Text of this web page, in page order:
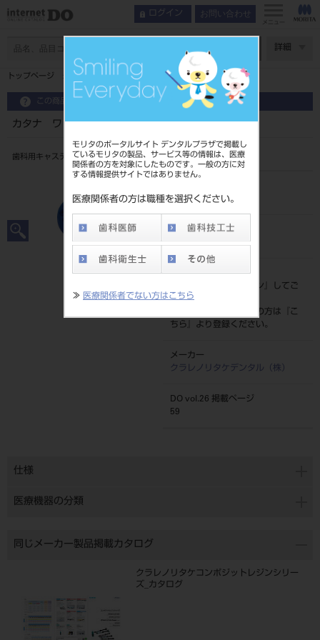
モリタのポータルサイト デンタルプラザで掲載し
ているモリタの製品、サービス等の情報は、医療
関係者の方を対象にしたものです。一般の方に対
する情報提供サイトではありません。
医療関係者の方は職種を選択ください。
≫ 医療関係者でない方はこちら
ログイン お問い合わせ
メニュー
詳細
トップページ カタナ ワックスディスク T20mm 1枚 ブルー
この商品に関するお問い合わせ
カタナ ワックスディスク T20mm 1枚 ブルー
歯科用キャスティングワックス
202270518
JAN/EANコード
標準価格
ログイン
』してご
覧ください。
ネット会員登録がまだの方は『
こ
ちら
』より登録ください。
メーカー
クラレノリタケデンタル（株）
DO vol.26 掲載ページ
59
仕様
医療機器の分類
同じメーカー製品掲載カタログ
クラレノリタケコンポジットレジンシリー
ズ_カタログ